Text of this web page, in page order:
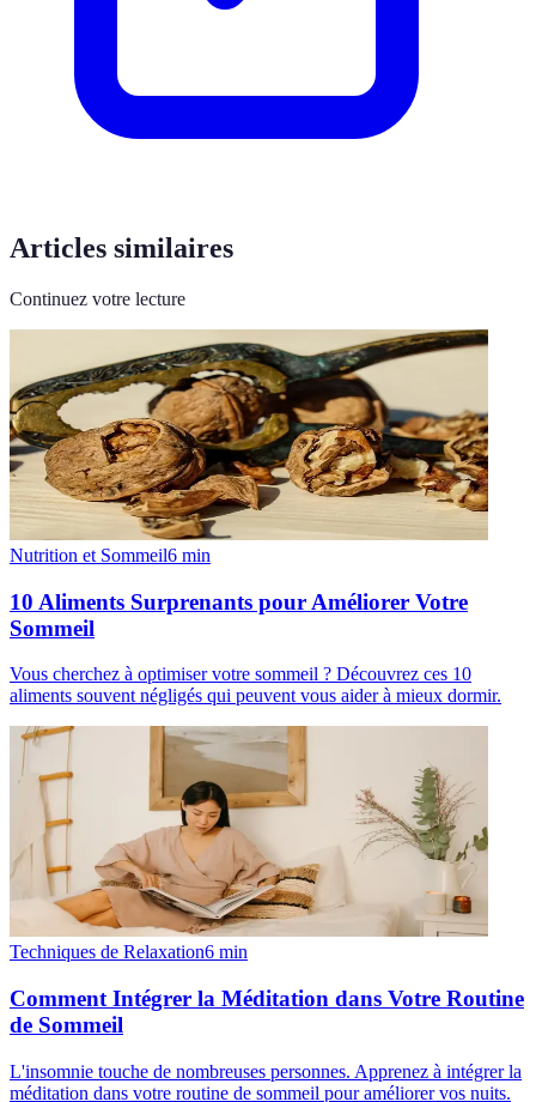
Articles similaires
Continuez votre lecture
Nutrition et Sommeil6 min
10 Aliments Surprenants pour Améliorer Votre
Sommeil
Vous cherchez à optimiser votre sommeil ? Découvrez ces 10
aliments souvent négligés qui peuvent vous aider à mieux dormir.
Techniques de Relaxation6 min
Comment Intégrer la Méditation dans Votre Routine
de Sommeil
L'insomnie touche de nombreuses personnes. Apprenez à intégrer la
méditation dans votre routine de sommeil pour améliorer vos nuits.